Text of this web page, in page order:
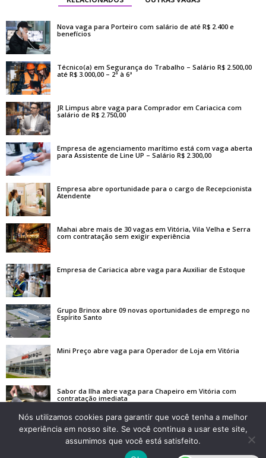
Nova vaga para Porteiro com salário de até R$ 2.400 e
benefícios
Técnico(a) em Segurança do Trabalho – Salário R$ 2.500,00
até R$ 3.000,00 – 2ª à 6ª
JR Limpus abre vaga para Comprador em Cariacica com
salário de R$ 2.750,00
Empresa de agenciamento marítimo está com vaga aberta
para Assistente de Line UP – Salário R$ 2.300,00
Empresa abre oportunidade para o cargo de Recepcionista
Atendente
Mahai abre mais de 30 vagas em Vitória, Vila Velha e Serra
com contratação sem exigir experiência
Empresa de Cariacica abre vaga para Auxiliar de Estoque
Grupo Brinox abre 09 novas oportunidades de emprego no
Espírito Santo
Mini Preço abre vaga para Operador de Loja em Vitória
Sabor da Ilha abre vaga para Chapeiro em Vitória com
contratação imediata
Nós utilizamos cookies para garantir que você tenha a melhor
experiência em nosso site. Se você continua a usar este site,
assumimos que você está satisfeito.